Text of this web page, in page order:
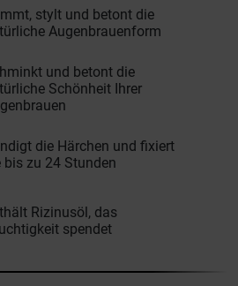
stylt und betont die
Augenbrauenform
und betont die
Schönheit Ihrer
die Härchen und fixiert
bis zu 24 Stunden
Rizinusöl, das
spendet